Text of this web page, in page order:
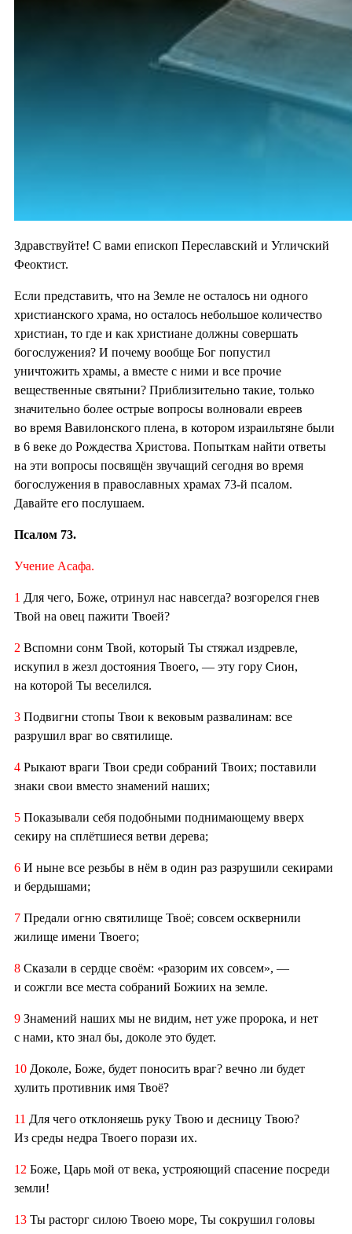
Здравствуйте! С вами епископ Переславский и Угличский
Феоктист.
Если представить, что на Земле не осталось ни одного
христианского храма, но осталось небольшое количество
христиан, то где и как христиане должны совершать
богослужения? И почему вообще Бог попустил
уничтожить храмы, а вместе с ними и все прочие
вещественные святыни? Приблизительно такие, только
значительно более острые вопросы волновали евреев
во время Вавилонского плена, в котором израильтяне были
в 6 веке до Рождества Христова. Попыткам найти ответы
на эти вопросы посвящён звучащий сегодня во время
богослужения в православных храмах 73-й псалом.
Давайте его послушаем.
Псалом 73.
Учение Асафа.
1 Для чего, Боже, отринул нас навсегда? возгорелся гнев
Твой на овец пажити Твоей?
2 Вспомни сонм Твой, который Ты стяжал издревле,
искупил в жезл достояния Твоего, — эту гору Сион,
на которой Ты веселился.
3 Подвигни стопы Твои к вековым развалинам: все
разрушил враг во святилище.
4 Рыкают враги Твои среди собраний Твоих; поставили
знаки свои вместо знамений наших;
5 Показывали себя подобными поднимающему вверх
секиру на сплётшиеся ветви дерева;
6 И ныне все резьбы в нём в один раз разрушили секирами
и бердышами;
7 Предали огню святилище Твоё; совсем осквернили
жилище имени Твоего;
8 Сказали в сердце своём: «разорим их совсем», —
и сожгли все места собраний Божиих на земле.
9 Знамений наших мы не видим, нет уже пророка, и нет
с нами, кто знал бы, доколе это будет.
10 Доколе, Боже, будет поносить враг? вечно ли будет
хулить противник имя Твоё?
11 Для чего отклоняешь руку Твою и десницу Твою?
Из среды недра Твоего порази их.
12 Боже, Царь мой от века, устрояющий спасение посреди
земли!
13 Ты расторг силою Твоею море, Ты сокрушил головы